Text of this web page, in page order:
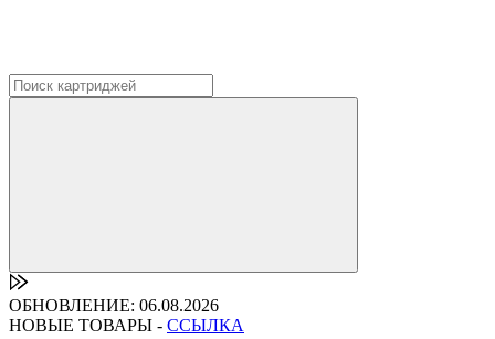
ОБНОВЛЕНИЕ: 06.08.2026
НОВЫЕ ТОВАРЫ - ССЫЛКА